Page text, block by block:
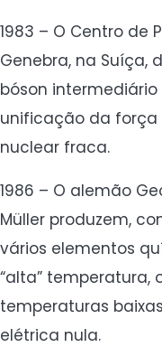
1983 – O Centro de
Genebra, na Suíça,
bóson
unificação da
nuclear fraca.
1986 – O alemão
Müller produzem,
vários elementos
“alta” temperatura,
temperaturas
elétrica nula.